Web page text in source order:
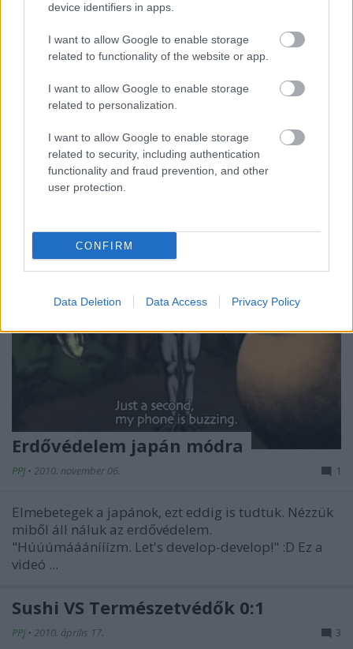
device identifiers in apps.
I want to allow Google to enable storage
related to functionality of the website or app.
I want to allow Google to enable storage
related to personalization.
I want to allow Google to enable storage
related to security, including authentication
functionality and fraud prevention, and other
user protection.
CONFIRM
Data Deletion Data Access Privacy Policy
Infographics blogon találtam az alábbi videót.
Japánban felébredt egy srác, aki illusztrátorként a
diplomamunkáját Japán "furcsaságairól" ...
Erdővédelem japán módra
PPJ • 2010. november 06. 1
Elmebetegek a japánok, ezt eddig is tudtuk. Nézzük
miből áll náluk az erdővédelem.
"Húúúmááánííízm. Let's develop-develop!" :D Ez a
videó ...
Sushi VS Természetvédők 0:1
PPJ • 2010. április 17. 3